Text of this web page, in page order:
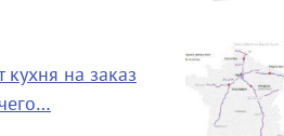
кухня на заказ